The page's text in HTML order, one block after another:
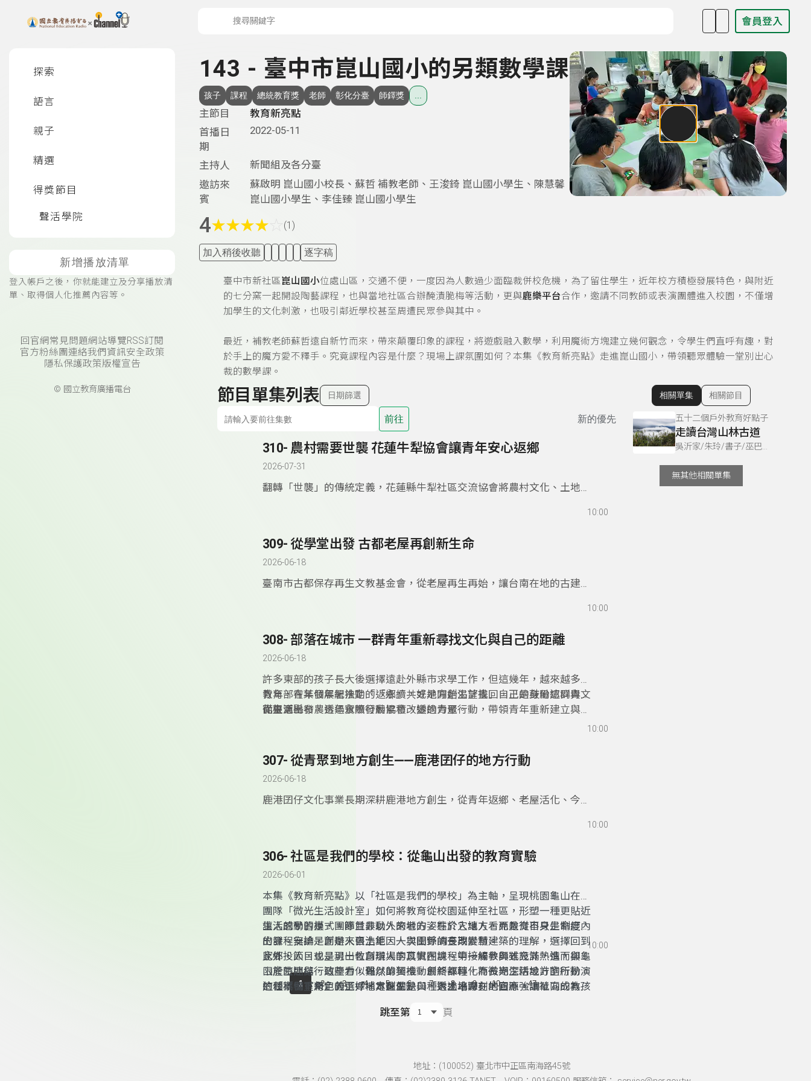
上方功能區塊 會員登入
探索
語言
親子
精選
得獎節目
聲活學院
新增播放清單
登入帳戶之後，你就能建立及分享播放清
單、取得個人化推薦內容等。
回官網常見問題網站導覽RSS訂閱
官方粉絲團連絡我們 資訊安全政策
隱私保護政策版權宣告
© 國立教育廣播電台
143 - 臺中市崑山國小的另類數學課
孩子 課程 總統教育獎 老師 彰化分臺 師鐸獎
主節目
教育新亮點
首播日
期
2022-05-11
主持人
新聞組及各分臺
邀訪來
賓
蘇啟明 崑山國小校長、蘇哲 補教老師、王浚錡 崑山國小學生、陳慧馨
崑山國小學生、李佳臻 崑山國小學生
4★★★★ (1)
加入稍後收聽 逐字稿
臺中市新社區崑山國小位處山區，交通不便，一度因為人數過少面臨裁併校危機，為了留住學生，近年校方積極發展特色，與附近
的七分窯一起開設陶藝課程，也與當地社區合辦醃漬脆梅等活動，更與鹿樂平台合作，邀請不同教師或表演團體進入校園，不僅增
加學生的文化刺激，也吸引鄰近學校甚至周遭民眾參與其中。
最近，補教老師蘇哲遠自新竹而來，帶來顛覆印象的課程，將遊戲融入數學，利用魔術方塊建立幾何觀念，令學生們直呼有趣，對
於手上的魔方愛不釋手。究竟課程內容是什麼？現場上課氛圍如何？本集《教育新亮點》走進崑山國小，帶領聽眾體驗一堂別出心
裁的數學課。
節目單集列表 日期篩選
前往 新的優先
310- 農村需要世襲 花蓮牛犁協會讓青年安心返鄉
2026-07-31
翻轉「世襲」的傳統定義，花蓮縣牛犁社區交流協會將農村文化、土地情
10:00
309- 從學堂出發 古都老屋再創新生命
2026-06-18
臺南市古都保存再生文教基金會，從老屋再生再始，讓台南在地的古建築
10:00
308- 部落在城市 一群青年重新尋找文化與自己的距離
2026-06-18
許多東部的孩子長大後選擇遠赴外縣市求學工作，但這幾年，越來越多的
青年，在某個年紀決定「返鄉」，或是開始渴望找回自己的身份認同與文
化根源。
教育部青年發展署推動的「永續共好地方創生計畫」，正是鼓勵這群青年
從生活出發，透過實際行動累積改變的力量。
而臺東縣布農青年永續發展協會，透過青聚行動，帶領青年重新建立與部
10:00
307- 從青聚到地方創生——鹿港囝仔的地方行動
2026-06-18
鹿港囝仔文化事業長期深耕鹿港地方創生，從青年返鄉、老屋活化、今秋
結合的可能性。尤其在「青聚點」相關計畫中，透過實際走讀、地方實作
地方生活的一種方式。
10:00
306- 社區是我們的學校：從龜山出發的教育實驗
2026-06-01
本集《教育新亮點》以「社區是我們的學校」為主軸，呈現桃園龜山在地
團隊「微光生活設計室」如何將教育從校園延伸至社區，形塑一種更貼近
生活的學習模式。節目最動人的地方，在於它讓人看見教育不只是制度內
的課程安排，而是來自土地、人與關係的長期累積。
讓人感動的是，團隊並非以外來者的姿態介入地方，而是從自身生命經驗
出發。無論是創辦人張浩鉅因一次田野調查改變對建築的理解，選擇回到
家鄉投入，或是另一位創辦人李苡帆在課程中接觸參與式設計，進而與龜
山產生連結，這些看似偶然的契機，最終都轉化為長期深耕地方的行動。
這種「留下來」的選擇，本身就是一種對土地深刻的回應。
此外，節目也呈現出教育現場的真實困境。第一線教師雖充滿熱情，卻受
限於時間與行政壓力，難以單獨推動創新課程。而微光生活設計室所扮演
的「橋樑」角色，正好補足這個缺口，透過串聯在地資源，讓社區成為孩
這個案例重新定義了「地方創生」與「人才培力」。它不強調單向的教
方中發揮影響力。當個人的力量被串聯，地方不再只是地理空間，而成為
10:00
1 2 3 4 5 6 7 8 9 10 ... 47
跳至第 頁
顯示相關單集
相關單集 相關節目
五十二個戶外教育好點子
走讀台灣山林古道
吳沂家/朱玲/書子/巫巴克 & 吳沂家 & 謝若男 & 巫巴克 & 書子 & 彭安萁 (安萁兒) & 吳沂家、朱玲、書子、巫巴克、書勤 & 朱玲 & 書勤
無其他相關單集
地址：(100052) 臺北市中正區南海路45號